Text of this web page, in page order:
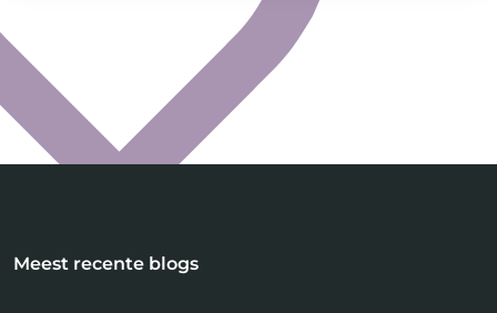
Meest recente blogs